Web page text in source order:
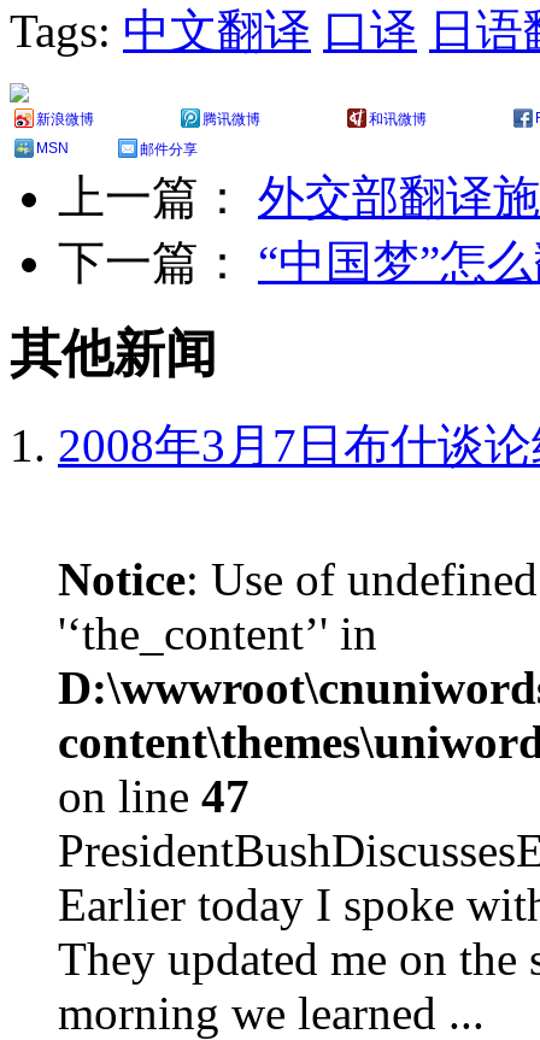
Tags: 中文翻译 口译 日语
新浪微博 腾讯微博 和讯微博
MSN
邮件分享
上一篇： 外交部翻译
下一篇： “中国梦”怎
其他新闻
2008年3月7日布什谈
Notice: Use of
'‘the_content’' in
on line 47
Earlier today I spoke
They updated me on the
morning we learned ...